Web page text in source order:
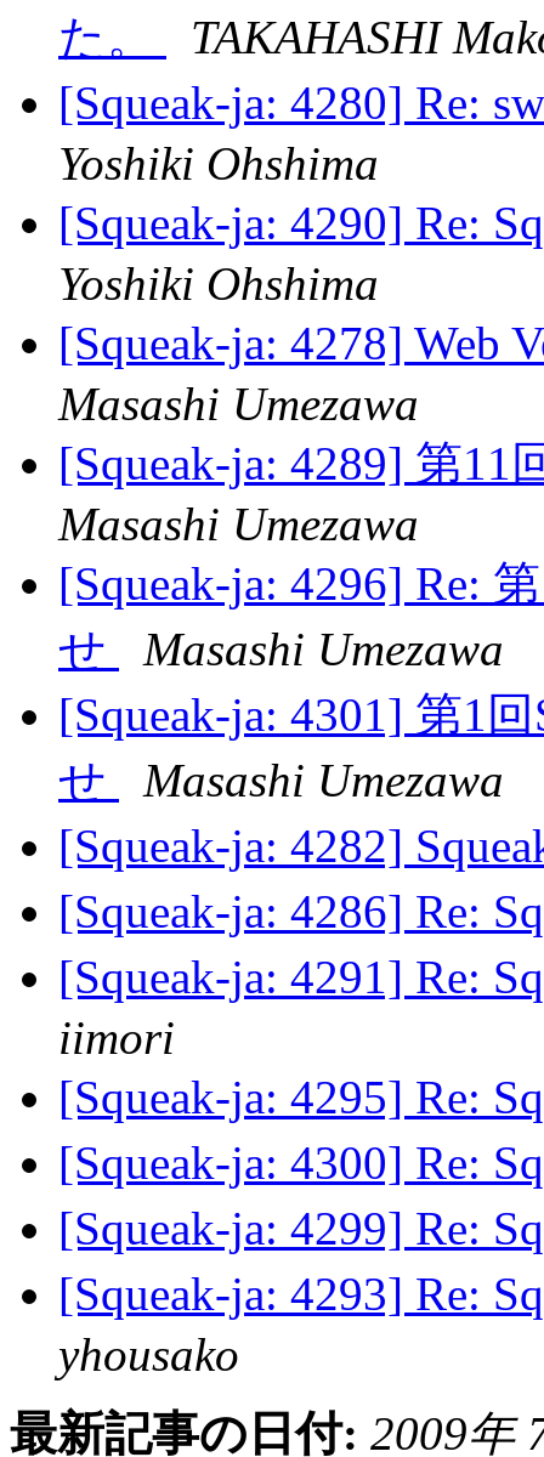
た。
TAKAHASHI
[Squeak-ja: 4280] Re:
Yoshiki Ohshima
[Squeak-ja: 4290] Re:
Yoshiki Ohshima
[Squeak-ja: 4278]
Masashi Umezawa
[Squeak-ja: 4289] 第
Masashi Umezawa
[Squeak-ja: 4296] Re:
せ
Masashi Umezawa
[Squeak-ja: 4301] 第1
せ
Masashi Umezawa
[Squeak-ja: 4282]
[Squeak-ja: 4286] Re:
[Squeak-ja: 4291] Re:
iimori
[Squeak-ja: 4295] Re:
[Squeak-ja: 4300] Re:
[Squeak-ja: 4299] Re:
[Squeak-ja: 4293] Re:
yhousako
最新記事の日付: 2009年